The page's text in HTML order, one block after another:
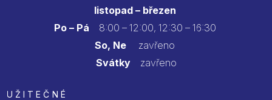
listopad – březen
Po – Pá 8:00 – 12:00, 12:30 – 16:30
So, Ne zavřeno
Svátkyzavřeno
UŽITEČNÉ